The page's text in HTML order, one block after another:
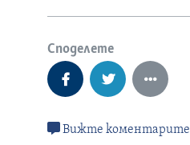
Споделете
Вижте коментарите